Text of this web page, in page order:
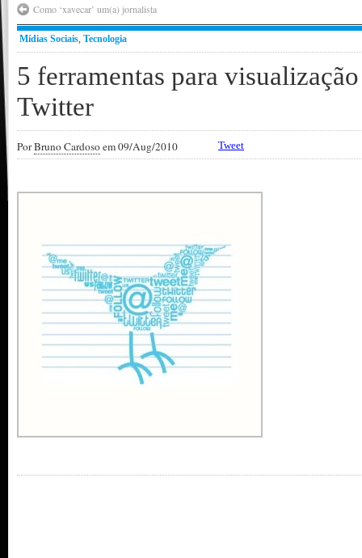
Como ‘xavecar’ um(a) jornalista
Mídias Sociais, Tecnologia
5 ferramentas para
Twitter
PorBruno Cardosoem 09/Aug/2010 Tweet